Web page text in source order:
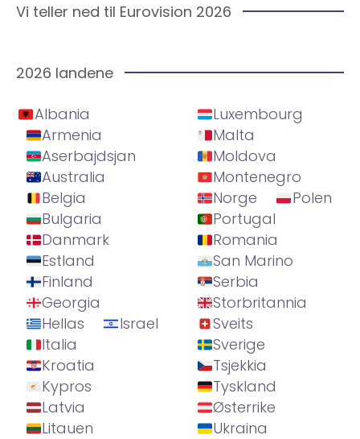
Vi teller ned til Eurovision 2026
2026 landene
Albania
Armenia
Aserbajdsjan
Australia
Belgia
Bulgaria
Danmark
Estland
Finland
Georgia
Hellas
Israel
Italia
Kroatia
Kypros
Latvia
Litauen
Luxembourg
Malta
Moldova
Montenegro
Norge
Polen
Portugal
Romania
San Marino
Serbia
Storbritannia
Sveits
Sverige
Tsjekkia
Tyskland
Østerrike
Ukraina